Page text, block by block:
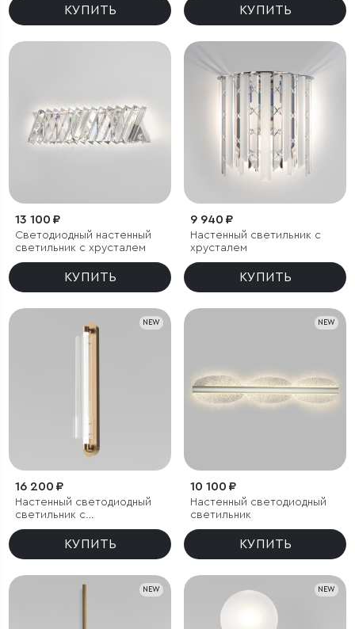
КУПИТЬ КУПИТЬ
13 100 ₽
Светодиодный настенный
светильник с хрусталем
КУПИТЬ
9 940 ₽
Настенный светильник с
хрусталем
КУПИТЬ
NEW
16 200 ₽
Настенный светодиодный
светильник с
регулировкой цветовой
температурыКУПИТЬ
NEW
10 100 ₽
Настенный светодиодный
светильник
КУПИТЬ
NEW NEW